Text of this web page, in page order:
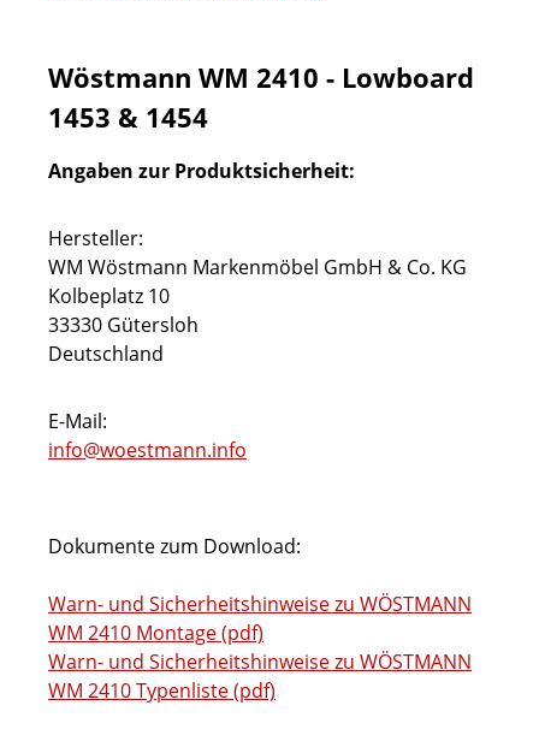
Wöstmann WM 2410 - Lowboard
1453 & 1454
Angaben zur Produktsicherheit:
Hersteller:
WM Wöstmann Markenmöbel GmbH & Co. KG
Kolbeplatz 10
33330 Gütersloh
Deutschland
E-Mail:
info@woestmann.info
Dokumente zum Download:
Warn- und Sicherheitshinweise zu WÖSTMANN
WM 2410 Montage (pdf)
Warn- und Sicherheitshinweise zu WÖSTMANN
WM 2410 Typenliste (pdf)